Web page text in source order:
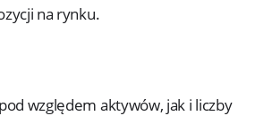
na rynku.
względem aktywów, jak i liczby